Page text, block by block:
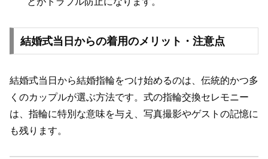
結婚式当日からの着用のメリット・注意点
結婚式当日から結婚指輪をつけ始めるのは、伝統的かつ多
くのカップルが選ぶ方法です。式の指輪交換セレモニー
は、指輪に特別な意味を与え、写真撮影やゲストの記憶に
も残ります。